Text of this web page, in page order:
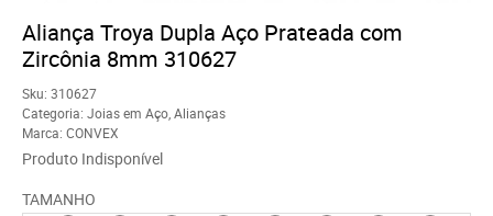
Aliança Troya Dupla Aço Prateada com
Zircônia 8mm 310627
Sku: 310627
Categoria: Joias em Aço Alianças
Marca: CONVEX
Produto Indisponível
TAMANHO